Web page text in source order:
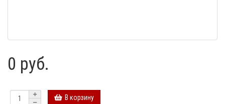
0 руб.
В корзину